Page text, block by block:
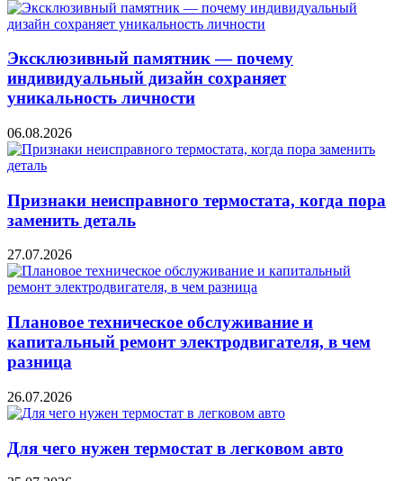
Эксклюзивный памятник — почему
индивидуальный дизайн сохраняет
уникальность личности
06.08.2026
Признаки неисправного термостата, когда пора
заменить деталь
27.07.2026
Плановое техническое обслуживание и
капитальный ремонт электродвигателя, в чем
разница
26.07.2026
Для чего нужен термостат в легковом авто